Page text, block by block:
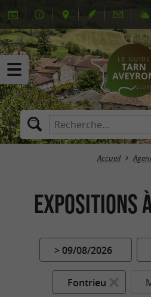
Accueil
Expositions
> 09/08/2026
Fontrieu